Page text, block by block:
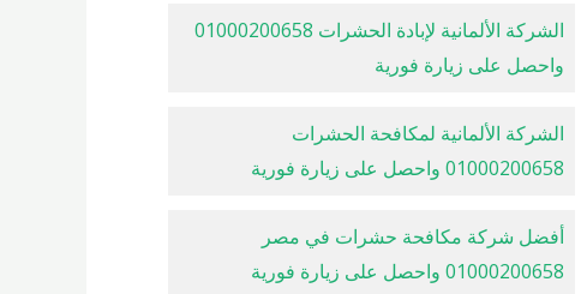
الشركة الألمانية لإبادة الحشرات 01000200658
واحصل على زيارة فورية
الشركة الألمانية لمكافحة الحشرات
01000200658 واحصل على زيارة فورية
أفضل شركة مكافحة حشرات في مصر
01000200658 واحصل على زيارة فورية